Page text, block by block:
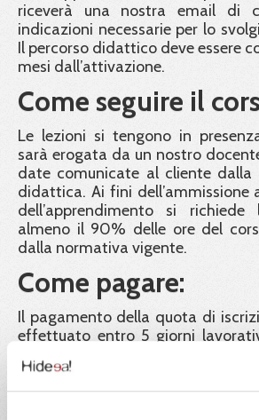
riceverà una nostra email di
indicazioni necessarie per lo
Il percorso didattico deve essere
mesi dall’attivazione.
Come seguire il
Le lezioni si tengono in
sarà erogata da un nostro
date comunicate al cliente dalla
didattica. Ai fini dell’ammissione
dell’apprendimento si
almeno il 90% delle ore del
dalla normativa vigente.
Come pagare:
Il pagamento della quota di
effettuato entro 5 giorni
data di inizio del corso. Le
caso confermate fino ad
ordine cronologico di